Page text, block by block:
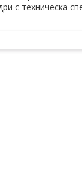
с техническа